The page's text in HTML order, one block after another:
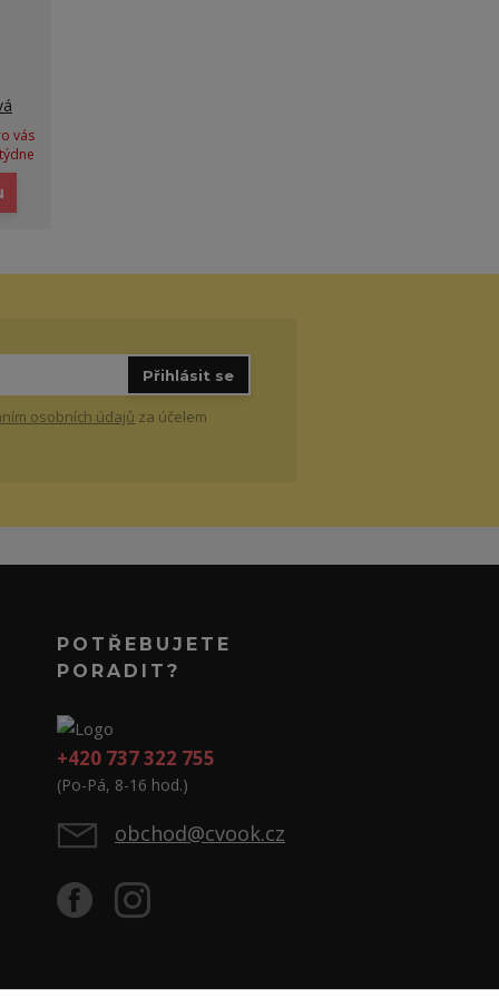
vás
Přihlásit se
osobních údajů za účelem
POTŘEBUJETE
PORADIT?
+420 737 322 755
(Po-Pá, 8-16 hod.)
obchod@cvook.cz